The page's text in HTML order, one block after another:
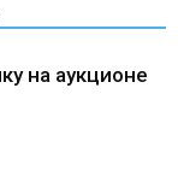
на аукционе